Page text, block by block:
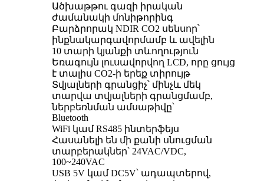
Ածխաթթու գազի իրական
ժամանակի մոնիթորինգ
Բարձրորակ NDIR CO2 սենսոր՝
ինքնակարգավորմամբ և ավելին
10 տարի կյանքի տևողություն
Եռագույն լուսավորվող LCD, որը ցույց
է տալիս CO2-ի երեք տիրույթ
Տվյալների գրանցիչ՝ մինչև մեկ
տարվա տվյալների գրանցմամբ,
ներբեռնման ամսաթիվը՝
Bluetooth
WiFi կամ RS485 ինտերֆեյս
Հասանելի են մի քանի սնուցման
տարբերակներ՝ 24VAC/VDC,
100~240VAC
USB 5V կամ DC5V՝ ադապտերով,